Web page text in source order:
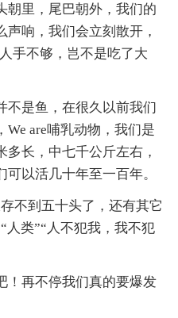
朝里，尾巴朝外，我们的
响，我们会立刻散开，
手不够，岂不是吃了大
不是鱼，在很久以前我们
are哺乳动物，我们是
长，中七千公斤左右，
以活几十年至一百年。
不到五十头了，还有其它
人类”“人不犯我，我不犯
！再不停我们真的要爆发